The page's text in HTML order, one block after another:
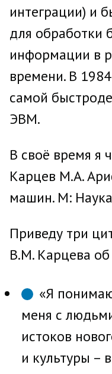
интеграции) и
для обработки
информации в
времени. В
самой
ЭВМ.
В своё время я
Карцев М.А.
машин. М:
Приведу три
В.М. Карцева
«Я
меня с
истоков
и культуры –